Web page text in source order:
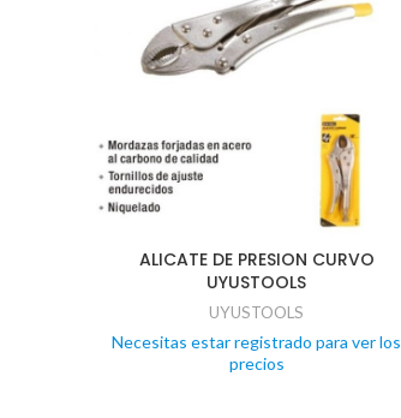
ALICATE DE PRESION CURVO
UYUSTOOLS
UYUSTOOLS
Necesitas estar registrado para ver los
precios